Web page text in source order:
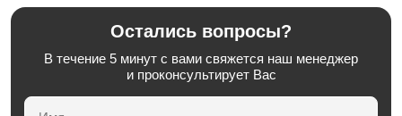
Остались вопросы?
В течение 5 минут с вами свяжется наш менеджер
и проконсультирует Вас